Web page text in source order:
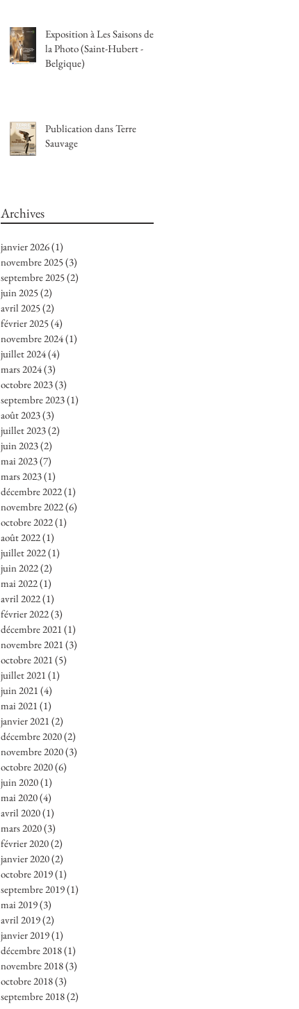
Exposition à Les Saisons de
la Photo (Saint-Hubert -
Belgique)
Publication dans Terre
Sauvage
Archives
janvier 2026(1)
novembre 2025(3)
septembre 2025(2)
juin 2025(2)
avril 2025(2)
février 2025(4)
novembre 2024(1)
juillet 2024(4)
mars 2024(3)
octobre 2023(3)
septembre 2023(1)
août 2023(3)
juillet 2023(2)
juin 2023(2)
mai 2023(7)
mars 2023(1)
décembre 2022(1)
novembre 2022(6)
octobre 2022(1)
août 2022(1)
juillet 2022(1)
juin 2022(2)
mai 2022(1)
avril 2022(1)
février 2022(3)
décembre 2021 (1)
novembre 2021 (3)
octobre 2021 (5)
juillet 2021 (1)
juin 2021 (4)
mai 2021 (1)
janvier 2021 (2)
décembre 2020(2)
novembre 2020(3)
octobre 2020(6)
juin 2020(1)
mai 2020(4)
avril 2020(1)
mars 2020(3)
février 2020(2)
janvier 2020(2)
octobre 2019(1)
septembre 2019(1)
mai 2019(3)
avril 2019(2)
janvier 2019(1)
décembre 2018(1)
novembre 2018(3)
octobre 2018(3)
septembre 2018(2)